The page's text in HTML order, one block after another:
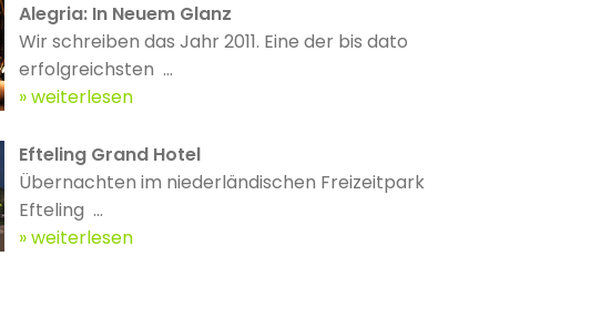
Alegria: In Neuem Glanz
Wir schreiben das Jahr 2011. Eine der bis dato
erfolgreichsten ...
weiterlesen
Efteling Grand Hotel
Übernachten im niederländischen Freizeitpark
Efteling ...
weiterlesen